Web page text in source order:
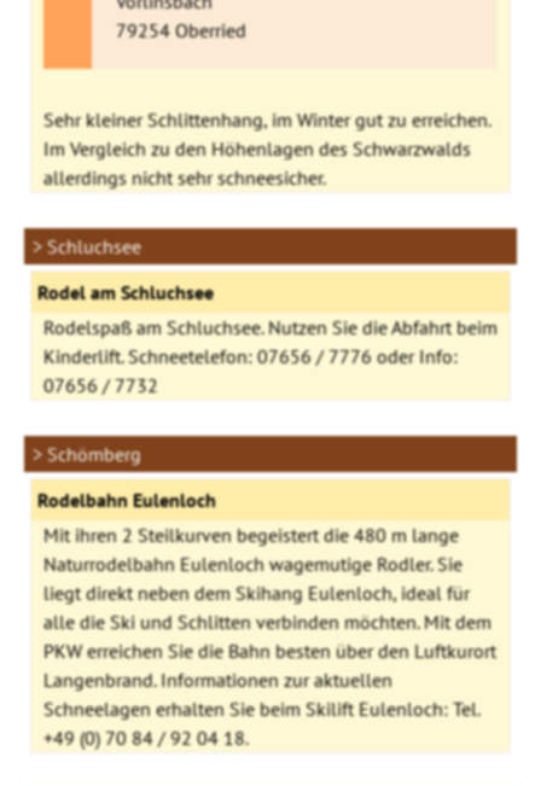
79254 Oberried
Sehr kleiner Schlittenhang, im Winter gut zu erreichen.
Im Vergleich zu den Höhenlagen des Schwarzwalds
allerdings nicht sehr schneesicher.
> Schluchsee
Rodel am Schluchsee
Rodelspaß am Schluchsee. Nutzen Sie die Abfahrt beim
Kinderlift. Schneetelefon: 07656 / 7776 oder Info:
07656 / 7732
> Schömberg
Rodelbahn Eulenloch
Mit ihren 2 Steilkurven begeistert die 480 m lange
Naturrodelbahn Eulenloch wagemutige Rodler. Sie
liegt direkt neben dem Skihang Eulenloch, ideal für
alle die Ski und Schlitten verbinden möchten. Mit dem
PKW erreichen Sie die Bahn besten über den Luftkurort
Langenbrand. Informationen zur aktuellen
Schneelagen erhalten Sie beim Skilift Eulenloch: Tel.
+49 (0) 70 84 / 92 04 18.